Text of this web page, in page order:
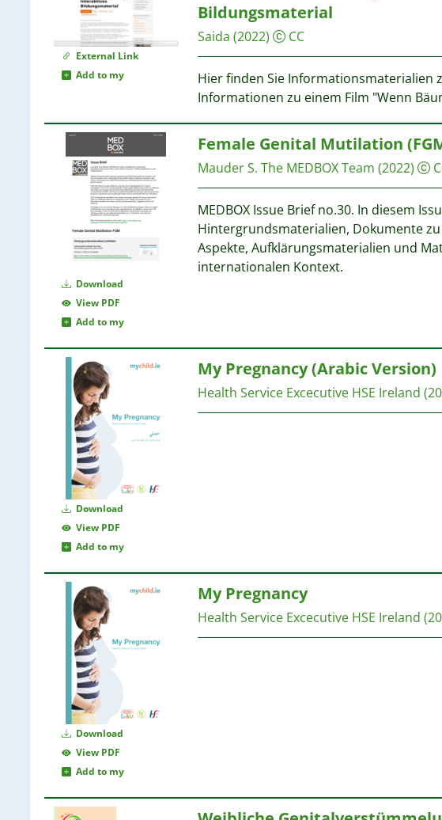
External Link
Add to my
Bildungsmaterial
Saida (2022) CC
Hier finden Sie Informationsmaterialien
Informationen zu einem Film "Wenn
Download
View PDF
Add to my
Female Genital Mutilation
Mauder S. The MEDBOX Team (2022)
MEDBOX Issue Brief no.30. In diesem
Hintergrundsmaterialien, Dokumente
Aspekte, Aufklärungsmaterialien und
internationalen Kontext.
Download
View PDF
Add to my
My Pregnancy (Arabic Version)
Health Service Excecutive HSE Ireland
Download
View PDF
Add to my
My Pregnancy
Health Service Excecutive HSE Ireland